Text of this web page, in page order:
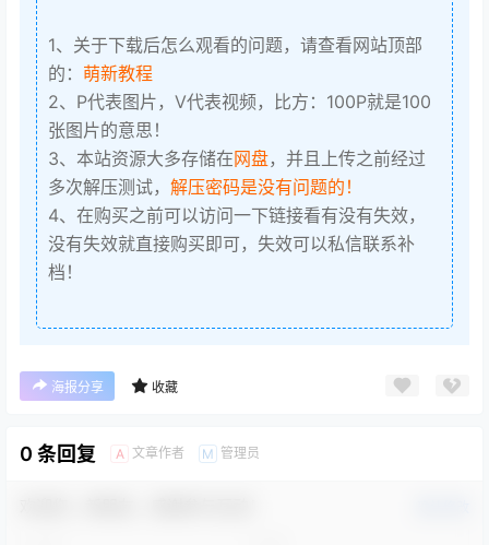
1、关于下载后怎么观看的问题，请查看网站顶部
的： 萌新教程
2、P代表图片，V代表视频，比方：100P就是100
张图片的意思！
3、本站资源大多存储在网盘，并且上传之前经过
多次解压测试， 解压密码是没有问题的！
4、在购买之前可以访问一下链接看有没有失效，
没有失效就直接购买即可，失效可以私信联系补
档！
海报分享 收藏
0 条回复 A 文章作者 M 管理员